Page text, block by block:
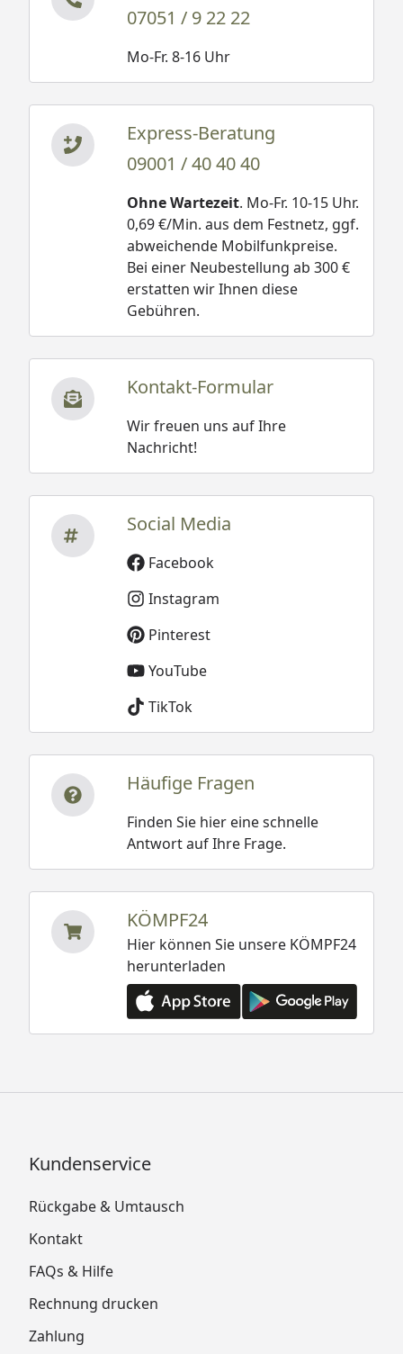
07051 / 9 22 22
Mo-Fr. 8-16 Uhr
Express-Beratung
09001 / 40 40 40
Ohne Wartezeit. Mo-Fr. 10-15 Uhr.
0,69 €/Min. aus dem Festnetz, ggf.
abweichende Mobilfunkpreise.
Bei einer Neubestellung ab 300 €
erstatten wir Ihnen diese
Gebühren.
Kontakt-Formular
Wir freuen uns auf Ihre
Nachricht!
Social Media
Facebook
Instagram
Pinterest
YouTube
TikTok
Häufige Fragen
Finden Sie hier eine schnelle
Antwort auf Ihre Frage.
KÖMPF24
Hier können Sie unsere KÖMPF24
herunterladen
Kundenservice
Rückgabe & Umtausch
Kontakt
FAQs & Hilfe
Rechnung drucken
Zahlung